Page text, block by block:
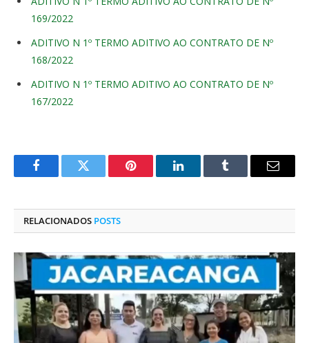
169/2022
ADITIVO N 1º TERMO ADITIVO AO CONTRATO DE Nº
168/2022
ADITIVO N 1º TERMO ADITIVO AO CONTRATO DE Nº
167/2022
FacebookTwitter Pinterest O
Tumblr
E-
RELACIONADOS POSTS